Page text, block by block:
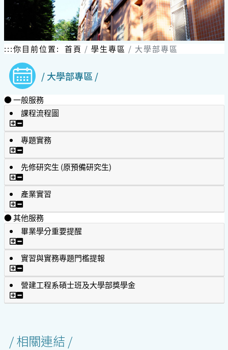
主
容
:::你目前位置: 首頁 學生專區 大學部專區
/ 大學部專區 /
● 一般服務
課程流程圖
課程流程圖
專題實務
專題實務
先修研究生 (原預備研究生)
先修研究生 (原預備研究生)
產業實習
產業實習
● 其他服務
畢業學分重要提醒
畢業學分重要提醒
實習與實務專題門檻提報
實習與實務專題門檻提報
營建工程系碩士班及大學部獎學金
營建工程系碩士班及大學部獎學金
/ 相關連結 /